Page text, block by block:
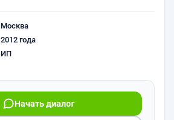
Москва
2012 года
ИП
Начать диалог